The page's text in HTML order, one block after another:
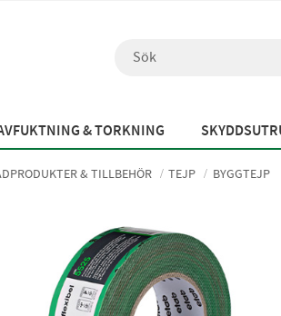
& TORKNING
& TILLBEHÖR TEJP BYGGTEJP